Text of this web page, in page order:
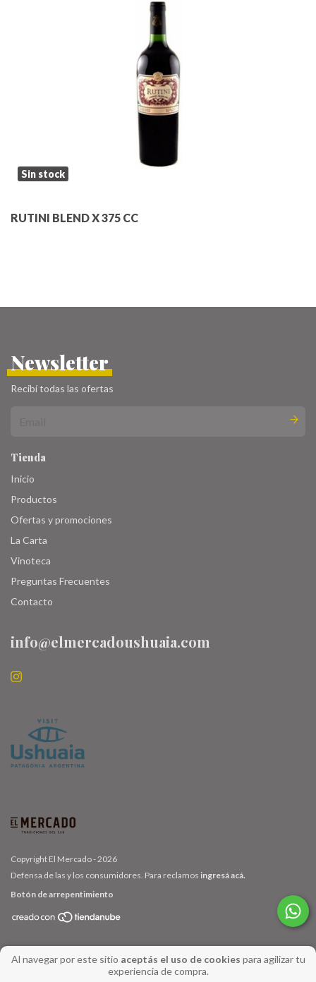
Al navegar por este sitio aceptás el uso de cookies para agilizar tu
experiencia de compra.
Sin stock
RUTINI BLEND X 375 CC
Newsletter
Recibí todas las ofertas
Tienda
Inicio
Productos
Ofertas y promociones
La Carta
Vinoteca
Preguntas Frecuentes
Contacto
info@elmercadoushuaia.com
Copyright El Mercado - 2026
Defensa de las y los consumidores. Para reclamos ingresá acá.
Botón de arrepentimiento
Dale Click Marketing